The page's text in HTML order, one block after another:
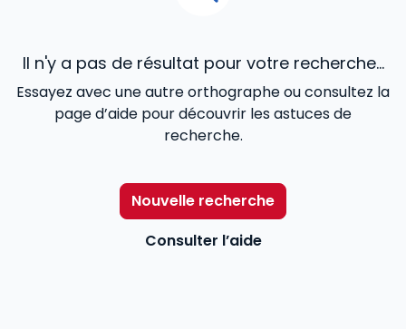
Il n'y a pas de résultat pour votre recherche...
Essayez avec une autre orthographe ou consultez la
page d’aide pour découvrir les astuces de
recherche.
Nouvelle recherche
Consulter l’aide